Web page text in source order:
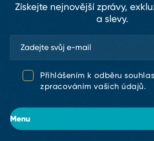
Menu
Získejte nejnovější zprávy,
a slevy.
Přihlášením k odběru
zpracováním vašich údajů.